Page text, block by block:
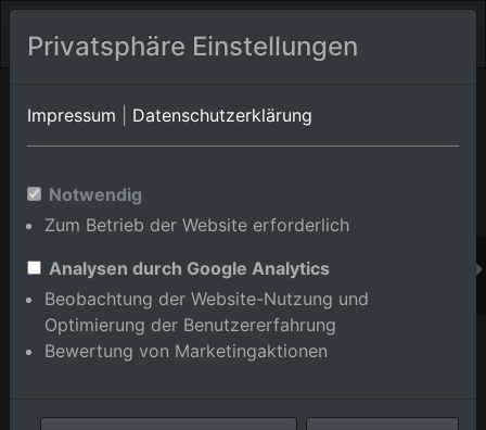
Orts-Album von Karlsruhe/Durlach
Württemberg,Deutschland
Im Shop bestellen
Privatsphäre Einstellungen
Impressum Datenschutzerklärung
Notwendig
Zum Betrieb der Website erforderlich
Analysen durch Google Analytics
Beobachtung der Website-Nutzung und
Optimierung der Benutzererfahrung
Bewertung von Marketingaktionen